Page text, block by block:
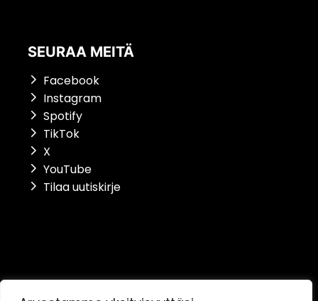
SEURAA MEITÄ
Facebook
Instagram
Spotify
TikTok
X
YouTube
Tilaa uutiskirje
Saavutettavuusseloste